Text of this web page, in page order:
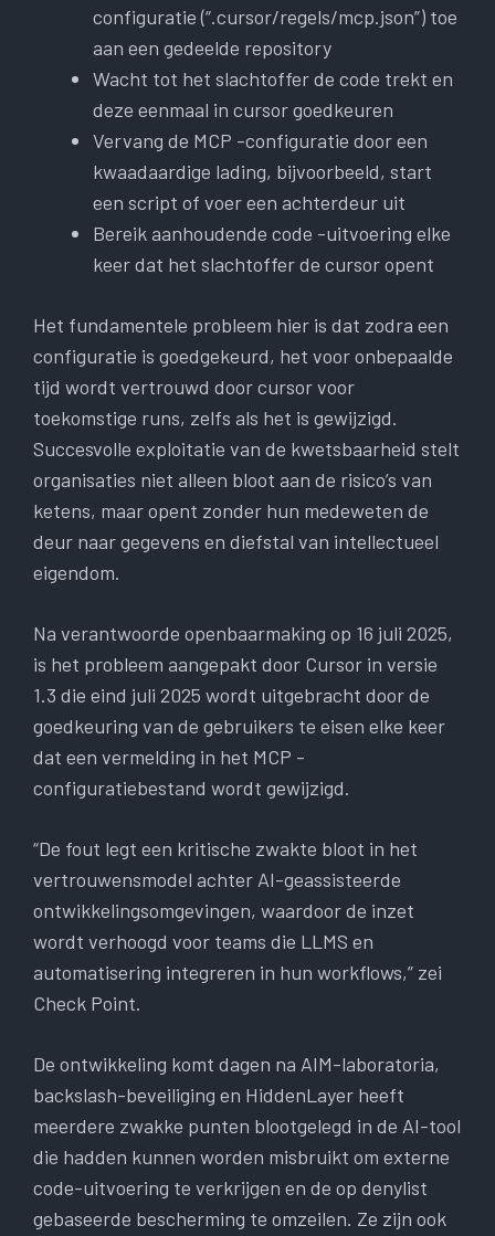
configuratie (“.cursor/regels/mcp.json”) toe
aan een gedeelde repository
Wacht tot het slachtoffer de code trekt en
deze eenmaal in cursor goedkeuren
Vervang de MCP -configuratie door een
kwaadaardige lading, bijvoorbeeld, start
een script of voer een achterdeur uit
Bereik aanhoudende code -uitvoering elke
keer dat het slachtoffer de cursor opent
Het fundamentele probleem hier is dat zodra een
configuratie is goedgekeurd, het voor onbepaalde
tijd wordt vertrouwd door cursor voor
toekomstige runs, zelfs als het is gewijzigd.
Succesvolle exploitatie van de kwetsbaarheid stelt
organisaties niet alleen bloot aan de risico’s van
ketens, maar opent zonder hun medeweten de
deur naar gegevens en diefstal van intellectueel
eigendom.
Na verantwoorde openbaarmaking op 16 juli 2025,
is het probleem aangepakt door Cursor in versie
1.3 die eind juli 2025 wordt uitgebracht door de
goedkeuring van de gebruikers te eisen elke keer
dat een vermelding in het MCP -
configuratiebestand wordt gewijzigd.
“De fout legt een kritische zwakte bloot in het
vertrouwensmodel achter AI-geassisteerde
ontwikkelingsomgevingen, waardoor de inzet
wordt verhoogd voor teams die LLMS en
automatisering integreren in hun workflows,” zei
Check Point.
De ontwikkeling komt dagen na AIM-laboratoria,
backslash-beveiliging en HiddenLayer heeft
meerdere zwakke punten blootgelegd in de AI-tool
die hadden kunnen worden misbruikt om externe
code-uitvoering te verkrijgen en de op denylist
gebaseerde bescherming te omzeilen. Ze zijn ook